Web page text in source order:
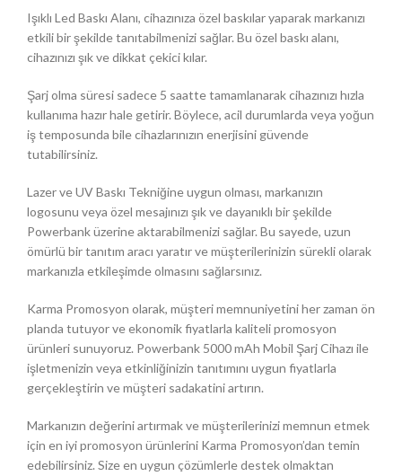
Işıklı Led Baskı Alanı, cihazınıza özel baskılar yaparak markanızı
etkili bir şekilde tanıtabilmenizi sağlar. Bu özel baskı alanı,
cihazınızı şık ve dikkat çekici kılar.
Şarj olma süresi sadece 5 saatte tamamlanarak cihazınızı hızla
kullanıma hazır hale getirir. Böylece, acil durumlarda veya yoğun
iş temposunda bile cihazlarınızın enerjisini güvende
tutabilirsiniz.
Lazer ve UV Baskı Tekniğine uygun olması, markanızın
logosunu veya özel mesajınızı şık ve dayanıklı bir şekilde
Powerbank üzerine aktarabilmenizi sağlar. Bu sayede, uzun
ömürlü bir tanıtım aracı yaratır ve müşterilerinizin sürekli olarak
markanızla etkileşimde olmasını sağlarsınız.
Karma Promosyon olarak, müşteri memnuniyetini her zaman ön
planda tutuyor ve ekonomik fiyatlarla kaliteli promosyon
ürünleri sunuyoruz. Powerbank 5000 mAh Mobil Şarj Cihazı ile
işletmenizin veya etkinliğinizin tanıtımını uygun fiyatlarla
gerçekleştirin ve müşteri sadakatini artırın.
Markanızın değerini artırmak ve müşterilerinizi memnun etmek
için en iyi promosyon ürünlerini Karma Promosyon’dan temin
edebilirsiniz. Size en uygun çözümlerle destek olmaktan